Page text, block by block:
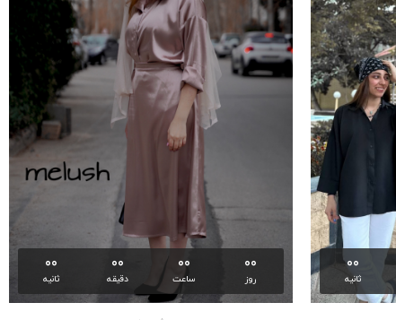
00
ثانیه
00
روز
00
ساعت
00
دقیقه
00
ثانیه